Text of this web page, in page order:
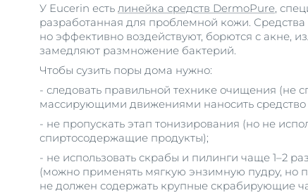
У Eucerin есть линейка средств DermoPure ,
разработанная для проблемной кожи. Средства
но эффективно воздействуют, борются с акне,
замедляют размножение бактерий.
Чтобы сузить поры дома нужно:
- следовать правильной технике очищения (не
массирующими движениями наносить средство
- не пропускать этап тонизирования (но не
спиртосодержащие продукты);
- не использовать скрабы и пилинги чаще 1–2
(можно применять мягкую энзимную пудру, но
не должен содержать крупные скрабирующие